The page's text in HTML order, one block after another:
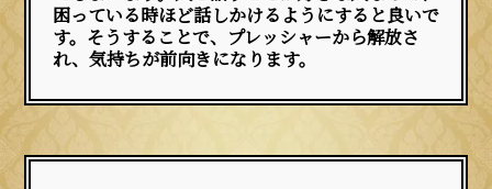
困っている時ほど話しかけるようにすると良いで
す。そうすることで、プレッシャーから解放さ
れ、気持ちが前向きになります。